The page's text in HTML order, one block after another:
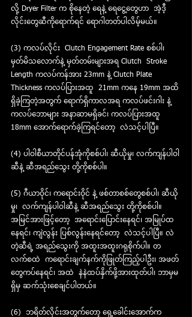
လို့ Dryer Filter က စိုနေတဲ့ ရေနဲ့ ရေငွေ့တွေဟာ  အဲ့ဒီ့
လိုင်းတွေဆီကိုရောက်ရင် ရောဂါတတ်ပါလိမ့်မယ်။
(3) ကလပ်လိုင်း  Clutch Engagement Rate စစ်ပါ၊
မှတ်မိသလောက်နဲ့ မှတ်တမ်းများအရ Clutch  Stroke
Length ကလပ်ကန်အား 23mm နဲ့ Clutch Plate
Thickness ကလပ်ပြားအထူ  21mm ကနေ 19mm အထိ
ရှိခဲ့ကြတဲ့အတွက် ရောက်ရှိကာလအရ ကလပ်ဖင်းဂါး နဲ့
ကလပ်ဘောများ အနာဆာမရှိခင်၊ ကလပ်ပြားအထူ
18mm အောက်ရောက်ခဲ့ကြရင်တော့  လဲသင့်ပါပြီ။
(4) ပါဝါစီယာတိုင်ပန်အုံကိုစစ်ပါ၊ ဆီယိုမှု၊ လက်ကျန်ပါဝါ
ဆီနဲ့ ဆီအရည်သွေး တို့ကိုစစ်ပါ။
(5) ဂီယာဝိုင်၊ ကရောင်းဝိုင် နဲ့ ဖစ်တာစစ်တွေစစ်ပါ၊ ဆီယို
မှု၊  လက်ကျန်ပါဝါဆီနဲ့ ဆီအရည်သွေး တို့ကိုစစ်ပါ။
အမြင်အားဖြင့်တော့  အရောင်းပြောင်းနေရင်၊ အမြုပ်ထ
နေရင်၊ ကျဲလွန်း ပြစ်လွန်းနေရင်တော့  လဲသင့်ပါပြီ။ လဲ
တဲ့ဆီရဲ့ အရည်သွေးကို အထူးအထူးဂရုစိုက်ပါ။ တ
လက်စထဲ  ကရောင်းချက်နက်ကိုဖြုတ်ကြည့်ပါဦး၊ အဖတ်
တွေကပ်နေရင်၊ အထဲ  နဲနဲထပ်နှိက်ဖို့အားထုတ်ပါ၊ ဘာမှမ
ရှိမှ ဆက်သုံးစေချင်ပါတယ်။
(6)  ဘရိတ်လိုင်းအတွက်တော့ ရှေ့ခေါင်းအောက်က